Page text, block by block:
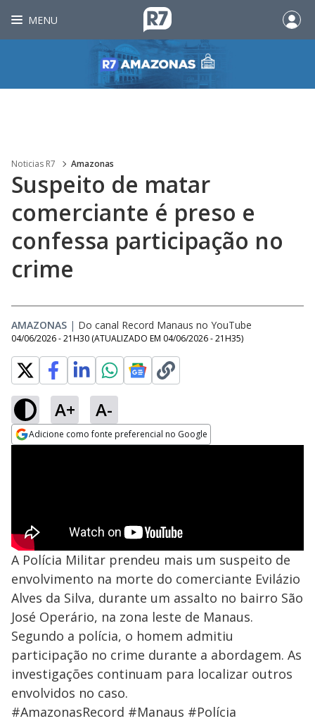
MENU
Noticias R7 Amazonas
Suspeito de matar
comerciante é preso e
confessa participação no
crime
AMAZONAS | Do canal Record Manaus no YouTube
04/06/2026 - 21H30 (ATUALIZADO EM 04/06/2026 - 21H35)
A+ A-
Adicione como fonte preferencial no Google
A Polícia Militar prendeu mais um suspeito de
envolvimento na morte do comerciante Evilázio
Alves da Silva, durante um assalto no bairro São
José Operário, na zona leste de Manaus.
Segundo a polícia, o homem admitiu
participação no crime durante a abordagem. As
investigações continuam para localizar outros
envolvidos no caso.
#AmazonasRecord #Manaus #Polícia